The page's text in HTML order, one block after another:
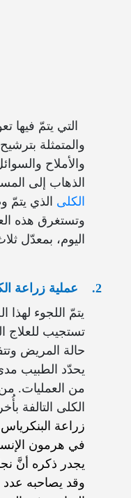
التي يتمّ فيها
والمتمثلة
والأملاح
الذهاب إلى
الكلى الذي
اليوم، بمعدّل
2.
عملية زراعة
يتمّ اللجوء لهذا
تستجيب للعلاج
حالة المريض
يحدّد الطبيب
من العمليات.
الكلى التالفة
زراعة
في هرمون
يجدر ذكره أنَّ
وقد يصاحبه